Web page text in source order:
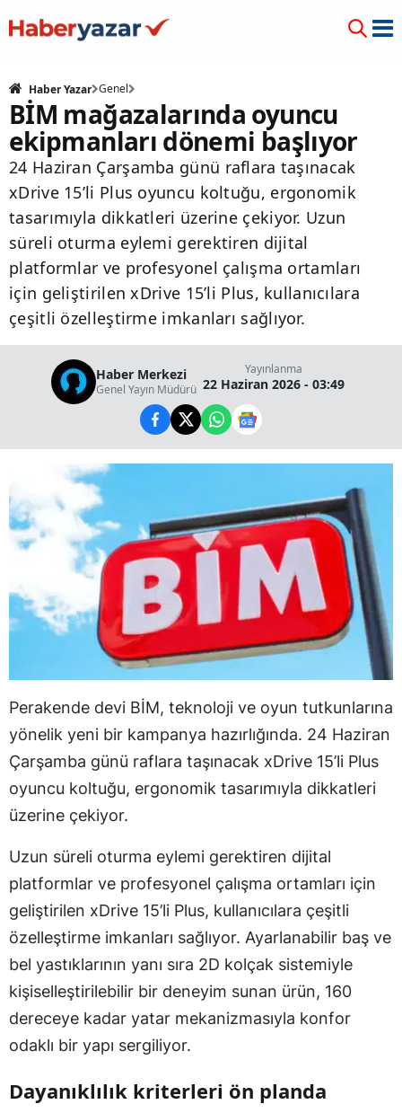
Haber Yazar Genel
BİM mağazalarında oyuncu
ekipmanları dönemi başlıyor
24 Haziran Çarşamba günü raflara taşınacak
xDrive 15’li Plus oyuncu koltuğu, ergonomik
tasarımıyla dikkatleri üzerine çekiyor. Uzun
süreli oturma eylemi gerektiren dijital
platformlar ve profesyonel çalışma ortamları
için geliştirilen xDrive 15’li Plus, kullanıcılara
çeşitli özelleştirme imkanları sağlıyor.
Haber Merkezi
Genel Yayın Müdürü
Yayınlanma
22 Haziran 2026 - 03:49
Perakende devi BİM, teknoloji ve oyun tutkunlarına
yönelik yeni bir kampanya hazırlığında. 24 Haziran
Çarşamba günü raflara taşınacak xDrive 15’li Plus
oyuncu koltuğu, ergonomik tasarımıyla dikkatleri
üzerine çekiyor.
Uzun süreli oturma eylemi gerektiren dijital
platformlar ve profesyonel çalışma ortamları için
geliştirilen xDrive 15’li Plus, kullanıcılara çeşitli
özelleştirme imkanları sağlıyor. Ayarlanabilir baş ve
bel yastıklarının yanı sıra 2D kolçak sistemiyle
kişiselleştirilebilir bir deneyim sunan ürün, 160
dereceye kadar yatar mekanizmasıyla konfor
odaklı bir yapı sergiliyor.
Dayanıklılık kriterleri ön planda